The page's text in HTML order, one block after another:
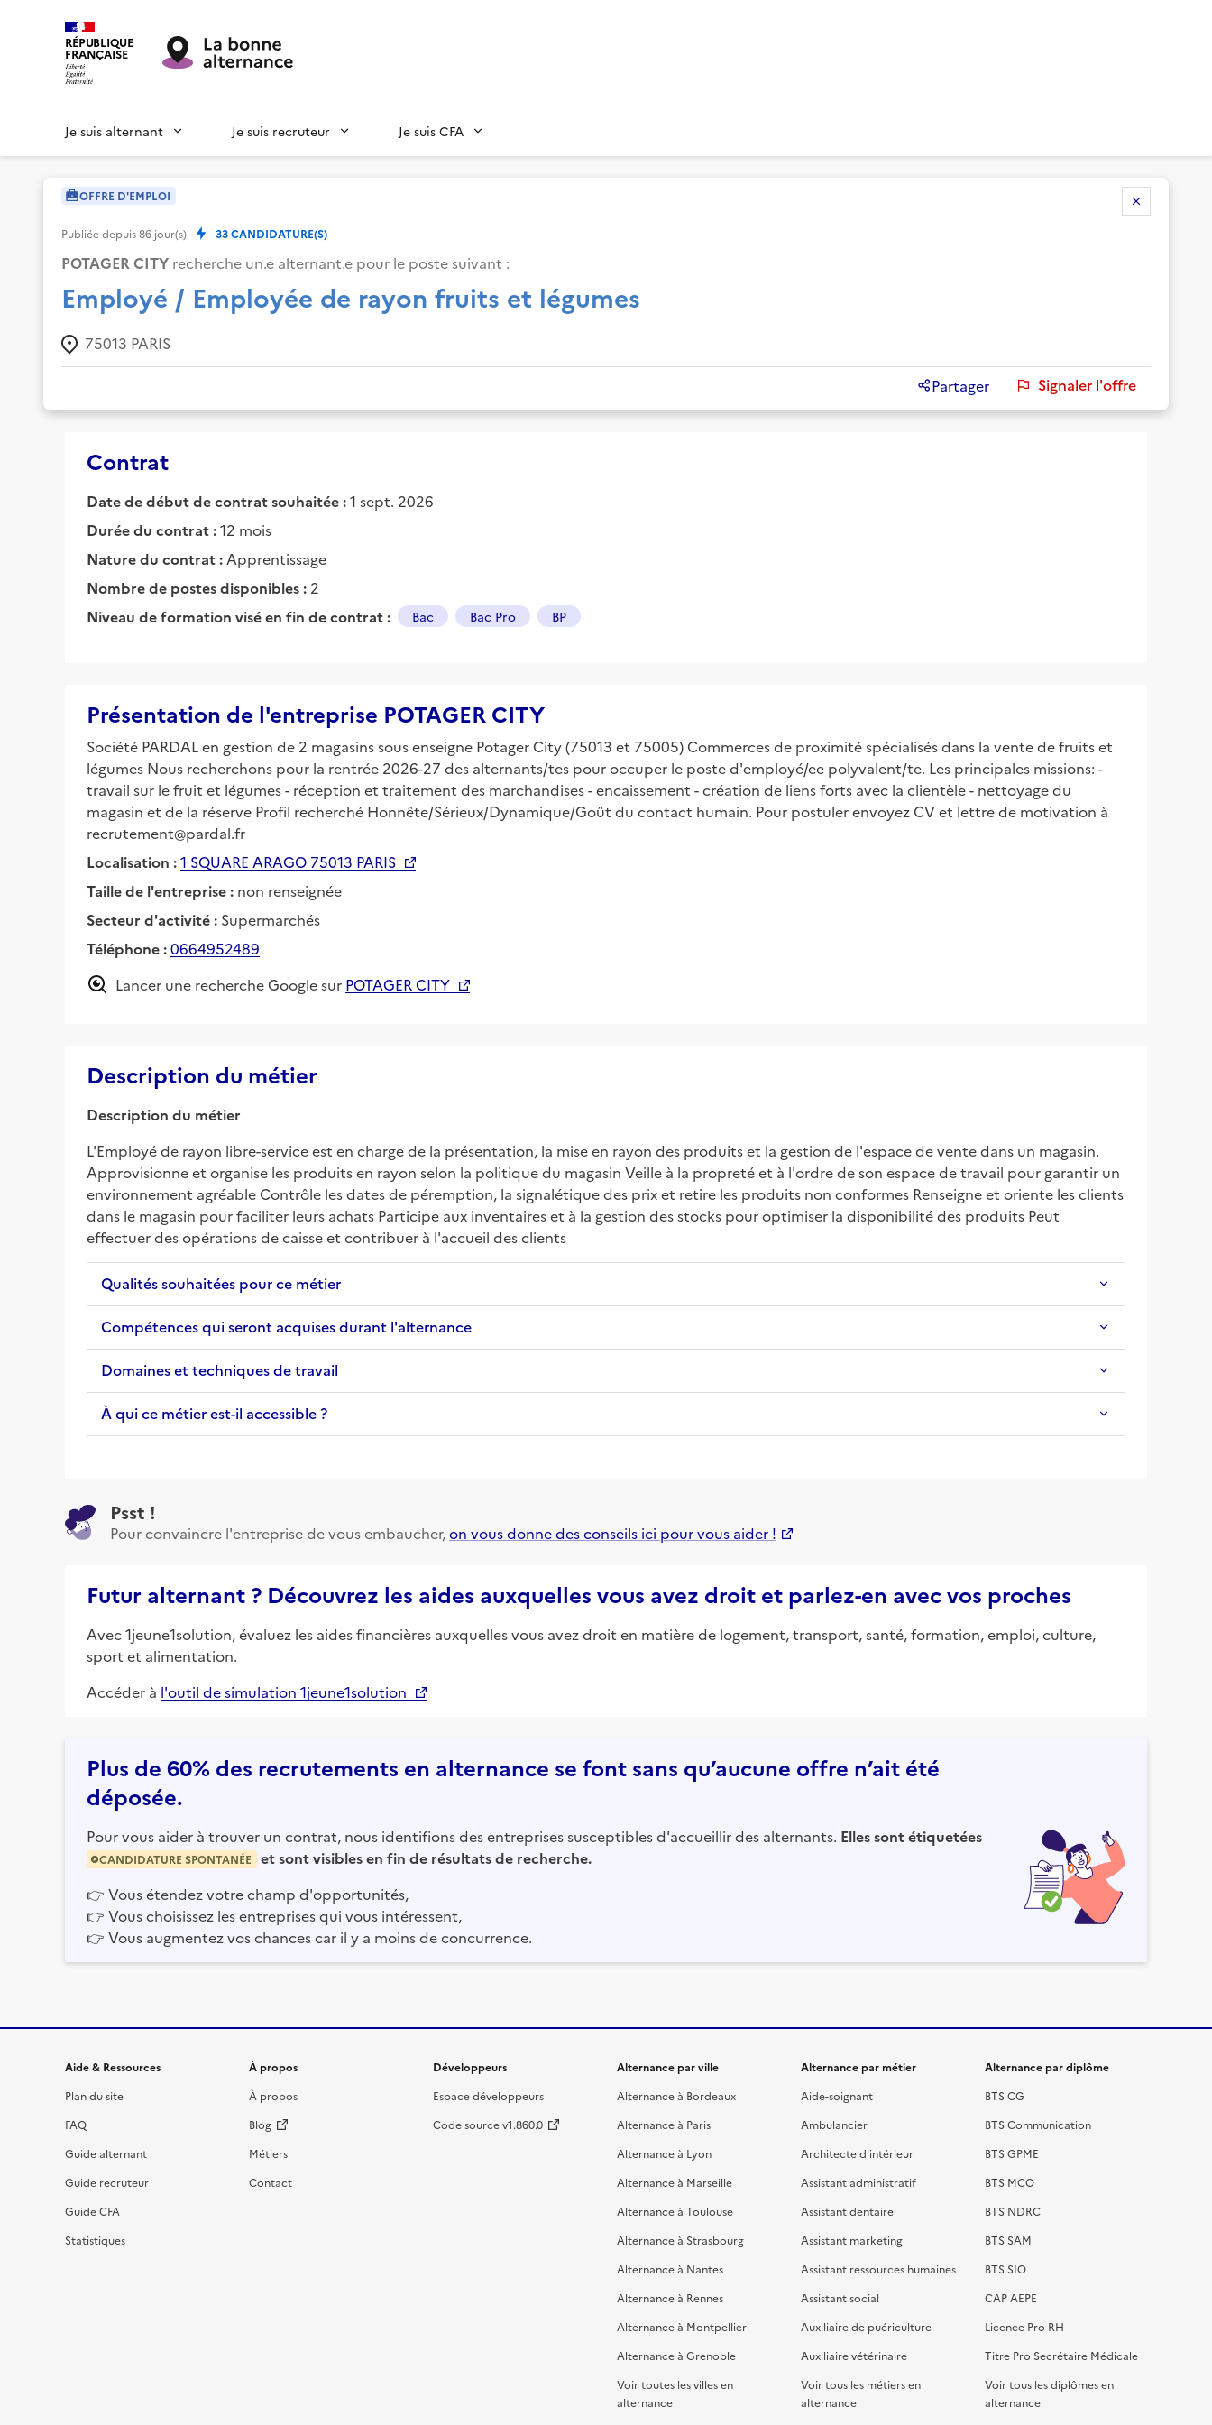
RÉPUBLIQUE
FRANÇAISE
Je suis alternant Je suis recruteur Je suis CFA
OFFRE D'EMPLOI
Publiée depuis86 jour(s) 33CANDIDATURE(S)
POTAGER CITY recherche un.e alternant.e pour le poste suivant :
Employé / Employée de rayon fruits et légumes
75013 PARIS
Partager Signaler l'offre
Contrat
Date de début de contrat souhaitée :1 sept. 2026
Durée du contrat :12 mois
Nature du contrat : Apprentissage
Nombre de postes disponibles : 2
Niveau de formation visé en fin de contrat :
Bac Bac Pro BP
Présentation de l'entreprise POTAGER CITY
Société PARDAL en gestion de 2 magasins sous enseigne Potager City (75013 et 75005) Commerces de proximité spécialisés dans la vente de fruits et
légumes Nous recherchons pour la rentrée 2026-27 des alternants/tes pour occuper le poste d'employé/ee polyvalent/te. Les principales missions: -
travail sur le fruit et légumes - réception et traitement des marchandises - encaissement - création de liens forts avec la clientèle - nettoyage du
magasin et de la réserve Profil recherché Honnête/Sérieux/Dynamique/Goût du contact humain. Pour postuler envoyez CV et lettre de motivation à
recrutement@pardal.fr
Localisation :1 SQUARE ARAGO 75013 PARIS
Taille de l'entreprise : non renseignée
Secteur d'activité : Supermarchés
Téléphone :0664952489
Lancer une recherche Google sur POTAGER CITY
Description du métier
Description du métier
L'Employé de rayon libre-service est en charge de la présentation, la mise en rayon des produits et la gestion de l'espace de vente dans un magasin.
Approvisionne et organise les produits en rayon selon la politique du magasin Veille à la propreté et à l'ordre de son espace de travail pour garantir un
environnement agréable Contrôle les dates de péremption, la signalétique des prix et retire les produits non conformes Renseigne et oriente les clients
dans le magasin pour faciliter leurs achats Participe aux inventaires et à la gestion des stocks pour optimiser la disponibilité des produits Peut
effectuer des opérations de caisse et contribuer à l'accueil des clients
Qualités souhaitées pour ce métier
Compétences qui seront acquises durant l'alternance
Domaines et techniques de travail
À qui ce métier est-il accessible ?
Psst !
Pour convaincre l'entreprise de vous embaucher,on vous donne des conseils ici pour vous aider !
Futur alternant ? Découvrez les aides auxquelles vous avez droit et parlez-en avec vos proches
Avec 1jeune1solution, évaluez les aides financières auxquelles vous avez droit en matière de logement, transport, santé, formation, emploi, culture,
sport et alimentation.
Accéder à l'outil de simulation 1jeune1solution
Plus de 60% des recrutements en alternance se font sans qu’aucune offre n’ait été
déposée.
Pour vous aider à trouver un contrat, nous identifions des entreprises susceptibles d'accueillir des alternants. Elles sont étiquetées
CANDIDATURE SPONTANÉE
et sont visibles en fin de résultats de recherche.
👉 Vous étendez votre champ d'opportunités,
👉 Vous choisissez les entreprises qui vous intéressent,
👉 Vous augmentez vos chances car il y a moins de concurrence.
Informations et liens du site
Aide & Ressources
Plan du site
FAQ
Guide alternant
Guide recruteur
Guide CFA
Statistiques
À propos
À propos
Blog
Métiers
Contact
Développeurs
Espace développeurs
Code source v1.860.0
Alternance par ville
Alternance à Bordeaux
Alternance à Paris
Alternance à Lyon
Alternance à Marseille
Alternance à Toulouse
Alternance à Strasbourg
Alternance à Nantes
Alternance à Rennes
Alternance à Montpellier
Alternance à Grenoble
Voir toutes les villes en
alternance
Alternance par métier
Aide-soignant
Ambulancier
Architecte d'intérieur
Assistant administratif
Assistant dentaire
Assistant marketing
Assistant ressources humaines
Assistant social
Auxiliaire de puériculture
Auxiliaire vétérinaire
Voir tous les métiers en
alternance
Alternance par diplôme
BTS CG
BTS Communication
BTS GPME
BTS MCO
BTS NDRC
BTS SAM
BTS SIO
CAP AEPE
Licence Pro RH
Titre Pro Secrétaire Médicale
Voir tous les diplômes en
alternance